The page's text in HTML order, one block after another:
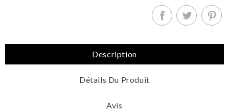
Description
Détails Du Produit
Avis